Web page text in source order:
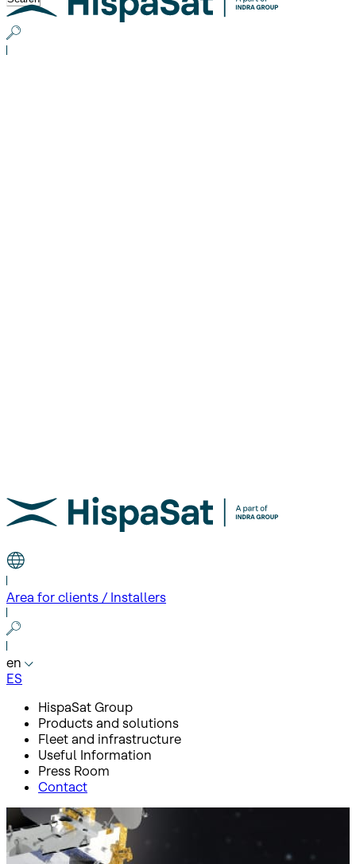
Area for clients / Installers
en
ES
HispaSat Group
Products and solutions
Fleet and infrastructure
Useful Information
Press Room
Contact
Inicio Press Room
Press releases